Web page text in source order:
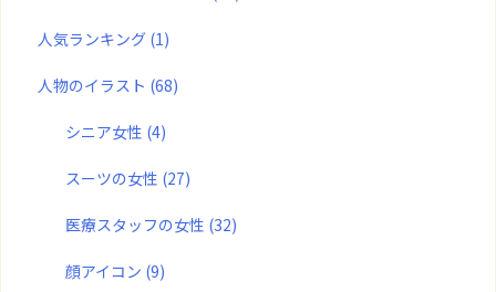
人気ランキング (1)
人物のイラスト (68)
シニア女性 (4)
スーツの女性 (27)
医療スタッフの女性 (32)
顔アイコン (9)